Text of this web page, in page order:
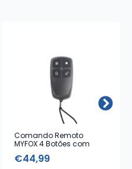
Comando Remoto
MYFOX 4 Botões com
€44,99